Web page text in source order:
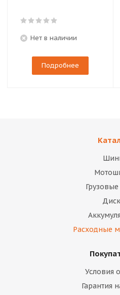
Нет в наличии
Подробнее
Расходные
Условия
Гарантия